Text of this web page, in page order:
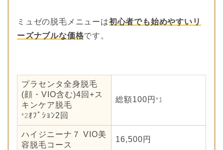
10 Allie(アリー)
大阪府寝屋川市早
子町7-27-302
12 エンゼル
里南之町7-24
ミュゼの脱毛メニューは初心者でも始めやすいリ
ーズナブルな価格です。
プラセンタ全身脱毛
(顔・VIO含む)4回+ス
キンケア脱毛
*2ｵﾌﾟｼｮﾝ2回
総額100円 *1
ハイジニーナ７ VIO美
容脱毛コース
16,500円